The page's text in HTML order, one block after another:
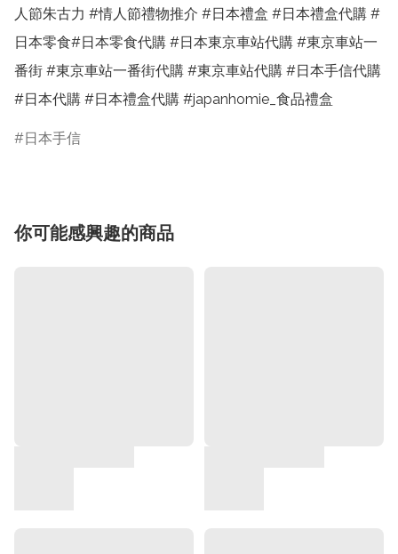
人節朱古力 #情人節禮物推介 #日本禮盒 #日本禮盒代購 #
日本零食#日本零食代購 #日本東京車站代購 #東京車站一
番街 #東京車站一番街代購 #東京車站代購 #日本手信代購
#日本代購 #日本禮盒代購 #japanhomie_食品禮盒
日本手信
你可能感興趣的商品